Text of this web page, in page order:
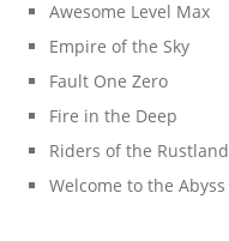
Awesome Level Max
Empire of the Sky
Fault One Zero
Fire in the Deep
Riders of the
Welcome to the Abyss